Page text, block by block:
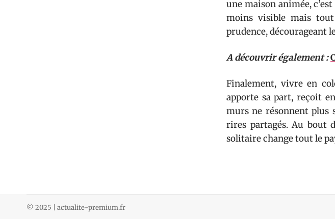
une maison animée,
moins visible mais
prudence, décourageant
A découvrir également :
Finalement, vivre en
apporte sa part, reçoit
murs ne résonnent plus
rires partagés. Au bout
solitaire change tout le
© 2025 | actualite-premium.fr